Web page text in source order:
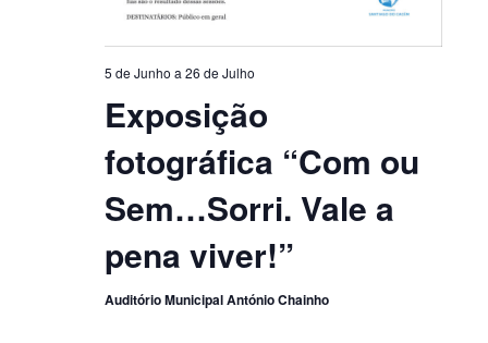
Exposição
fotográfica “Com ou
Sem…Sorri. Vale a
pena viver!”
5 de Junho a 26 de Julho
Auditório Municipal António Chainho